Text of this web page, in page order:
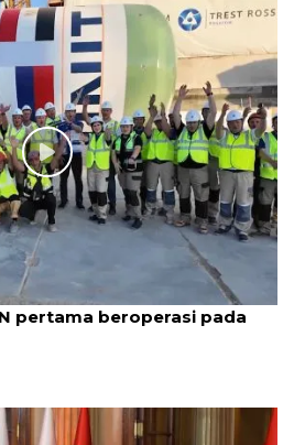
pertama beroperasi pada